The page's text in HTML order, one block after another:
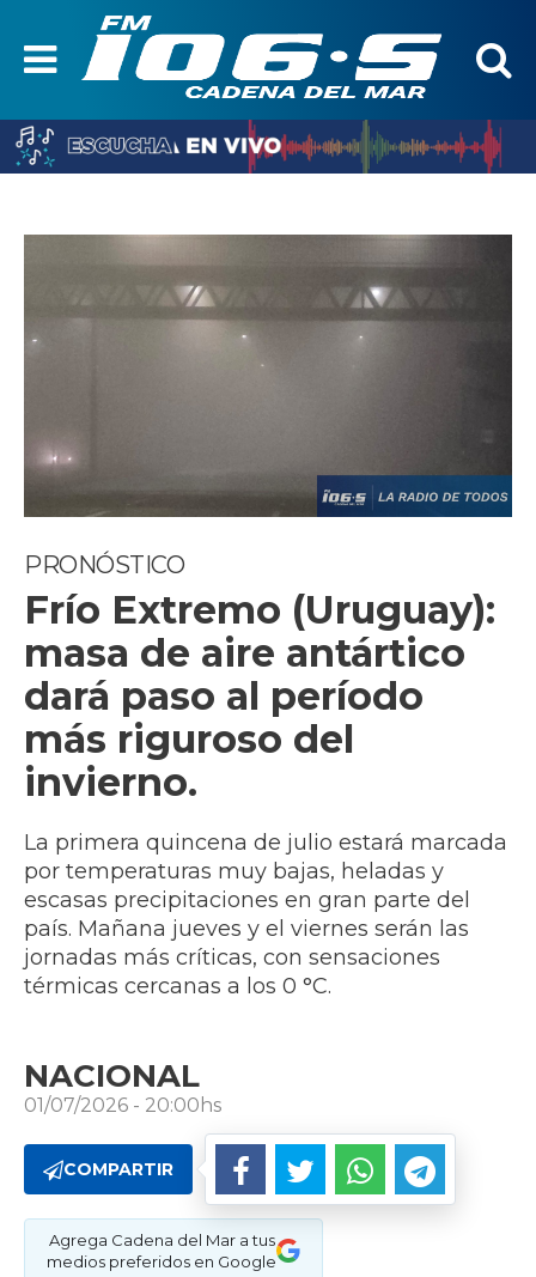
PRONÓSTICO
Frío Extremo (Uruguay):
masa de aire antártico
dará paso al período
más riguroso del
invierno.
La primera quincena de julio estará marcada
por temperaturas muy bajas, heladas y
escasas precipitaciones en gran parte del
país. Mañana jueves y el viernes serán las
jornadas más críticas, con sensaciones
térmicas cercanas a los 0 °C.
NACIONAL
01/07/2026 - 20:00hs
COMPARTIR
Agrega Cadena del Mar a tus
medios preferidos en Google